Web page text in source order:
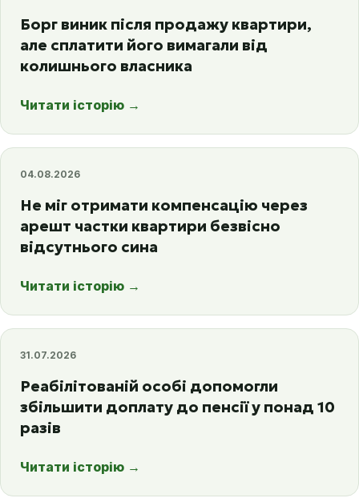
Борг виник після продажу квартири,
але сплатити його вимагали від
колишнього власника
Читати історію →
04.08.2026
Не міг отримати компенсацію через
арешт частки квартири безвісно
відсутнього сина
Читати історію →
31.07.2026
Реабілітованій особі допомогли
збільшити доплату до пенсії у понад 10
разів
Читати історію →